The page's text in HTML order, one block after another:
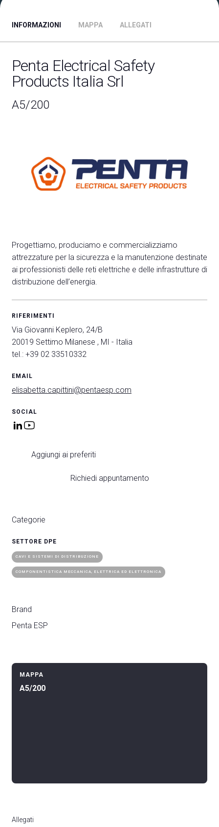
ESPONI A DPE
Richiedi un preventivo
COMPILA IL FORM arrow_circle_right
person
A cura di:
INFORMAZIONI MAPPA ALLEGATI
Penta Electrical Safety
Products Italia Srl
A5/200
Progettiamo, produciamo e commercializziamo
attrezzature per la sicurezza e la manutenzione destinate
ai professionisti delle reti elettriche e delle infrastrutture di
distribuzione dell’energia.
RIFERIMENTI
Via Giovanni Keplero, 24/B
20019 Settimo Milanese , MI - Italia
tel.: +39 02 33510332
EMAIL
elisabetta.capittini@pentaesp.com
SOCIAL
Aggiungi ai preferiti
Richiedi appuntamento
Categorie
SETTORE DPE
CAVI E SISTEMI DI DISTRIBUZIONE
COMPONENTISTICA MECCANICA, ELETTRICA ED ELETTRONICA
Brand
Penta ESP
MAPPA
A5/200
Allegati